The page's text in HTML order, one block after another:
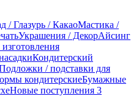
/ Глазурь / КакаоМастика /
Украшения / ДекорАйсинг
Кондитерский
/ подставки для
кондитерскиеБумажные
Новые поступления 3